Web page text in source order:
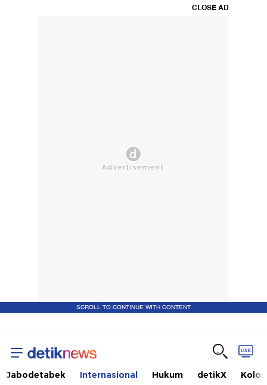
CLOSE AD
SCROLL TO CONTINUE WITH CONTENT
Jabodetabek Internasional Hukum detikX